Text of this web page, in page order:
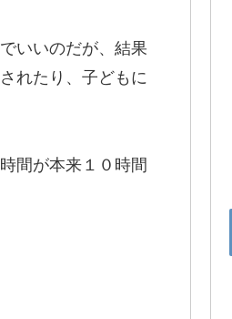
いいのだが、結果
れたり、子どもに
間が本来１０時間